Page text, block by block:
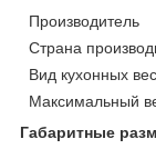
Производитель
Страна
Вид кухонных
Максимальный
Габаритные